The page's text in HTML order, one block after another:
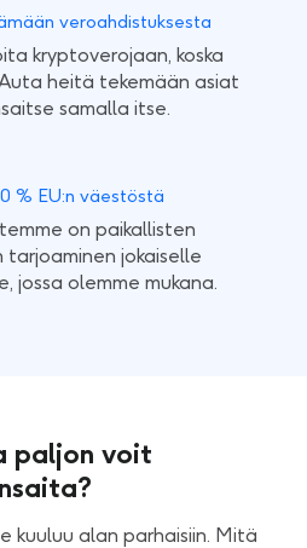
veroahdistuksesta
kryptoverojaan, koska
heitä tekemään asiat
samalla itse.
% EU:n väestöstä
on paikallisten
jokaiselle
jossa olemme mukana.
paljon voit
kuuluu alan parhaisiin. Mitä